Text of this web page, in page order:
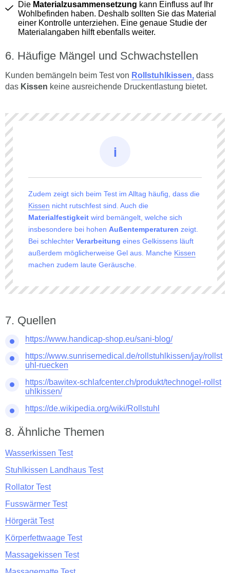
Die Materialzusammensetzung kann Einfluss auf Ihr
Wohlbefinden haben. Deshalb sollten Sie das Material
einer Kontrolle unterziehen. Eine genaue Studie der
Materialangaben hilft ebenfalls weiter.
Häufige Mängel und Schwachstellen
Kunden bemängeln beim Test von Rollstuhlkissen, dass
das Kissen keine ausreichende Druckentlastung bietet.
Zudem zeigt sich beim Test im Alltag häufig, dass die
Kissen nicht rutschfest sind. Auch die
Materialfestigkeit wird bemängelt, welche sich
insbesondere bei hohen Außentemperaturen zeigt.
Bei schlechter Verarbeitung eines Gelkissens läuft
außerdem möglicherweise Gel aus. Manche Kissen
machen zudem laute Geräusche.
Quellen
https://www.handicap-shop.eu/sani-blog/
https://www.sunrisemedical.de/rollstuhlkissen/jay/rollst
uhl-ruecken
https://bawitex-schlafcenter.ch/produkt/technogel-rollst
uhlkissen/
https://de.wikipedia.org/wiki/Rollstuhl
Ähnliche Themen
Wasserkissen Test
Stuhlkissen Landhaus Test
Rollator Test
Fusswärmer Test
Hörgerät Test
Körperfettwaage Test
Massagekissen Test